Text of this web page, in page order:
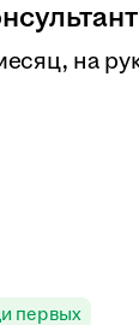
на
первых